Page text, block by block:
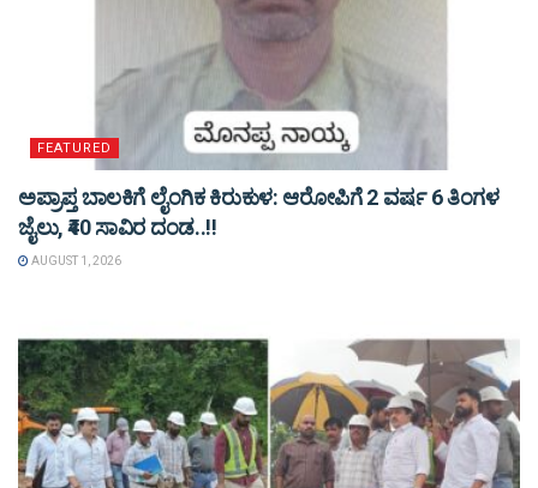
FEATURED
ಅಪ್ರಾಪ್ತ ಬಾಲಕಿಗೆ ಲೈಂಗಿಕ ಕಿರುಕುಳ: ಆರೋಪಿಗೆ 2 ವರ್ಷ 6 ತಿಂಗಳ
ಜೈಲು, ₹40 ಸಾವಿರ ದಂಡ..!!
AUGUST 1, 2026